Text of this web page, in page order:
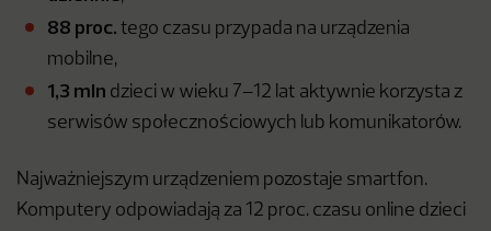
88 proc. tego czasu przypada na urządzenia
mobilne,
1,3 mln dzieci w wieku 7–12 lat aktywnie korzysta z
serwisów społecznościowych lub komunikatorów.
Najważniejszym urządzeniem pozostaje smartfon.
Komputery odpowiadają za 12 proc. czasu online dzieci